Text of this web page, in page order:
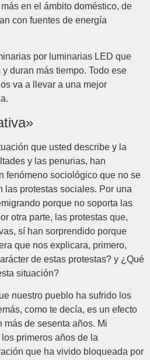
en el ámbito doméstico, de
con fuentes de energía
por luminarias LED que
duran más tiempo. Todo ese
va a llevar a una mejor
que usted describe y la
y las penurias, han
fenómeno sociológico que no se
las protestas sociales. Por una
porque no soporta las
otra parte, las protestas que,
sí han sorprendido porque
que nos explicara, primero,
de estas protestas? y ¿Qué
situación?
nuestro pueblo ha sufrido los
como te decía, es un efecto
de sesenta años. Mi
primeros años de la
que ha vivido bloqueada por